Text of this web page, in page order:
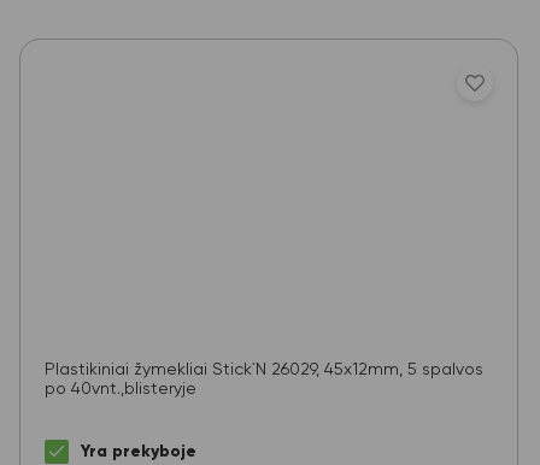
Plastikiniai žymekliai Stick´N 26029, 45x12mm, 5 spalvos
po 40vnt.,blisteryje
Yra prekyboje